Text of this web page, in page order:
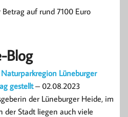
auf rund 7100 Euro
Blog
Lüneburger
gestellt – 02.08.2023
der Lüneburger Heide, im
der Stadt liegen auch viele